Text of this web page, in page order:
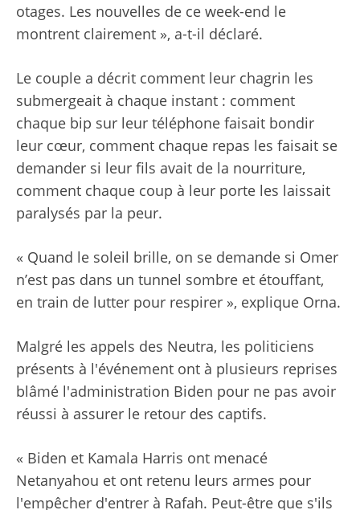
otages. Les nouvelles de ce week-end le
montrent clairement », a-t-il déclaré.
Le couple a décrit comment leur chagrin les
submergeait à chaque instant : comment
chaque bip sur leur téléphone faisait bondir
leur cœur, comment chaque repas les faisait se
demander si leur fils avait de la nourriture,
comment chaque coup à leur porte les laissait
paralysés par la peur.
« Quand le soleil brille, on se demande si Omer
n’est pas dans un tunnel sombre et étouffant,
en train de lutter pour respirer », explique Orna.
Malgré les appels des Neutra, les politiciens
présents à l'événement ont à plusieurs reprises
blâmé l'administration Biden pour ne pas avoir
réussi à assurer le retour des captifs.
« Biden et Kamala Harris ont menacé
Netanyahou et ont retenu leurs armes pour
l'empêcher d'entrer à Rafah. Peut-être que s'ils